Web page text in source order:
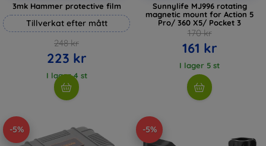
3mk Hammer protective film
Tillverkat efter mått
248 kr
223 kr
I lager 4 st
Sunnylife MJ996 rotating
magnetic mount for Action 5
Pro/ 360 X5/ Pocket 3
170 kr
161 kr
I lager 5 st
-5% -5%